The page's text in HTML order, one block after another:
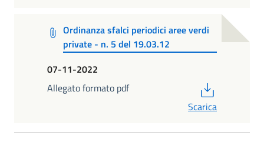
Ordinanza sfalci periodici aree verdi
private - n. 5 del 19.03.12
07-11-2022
Allegato formato pdf
Scarica